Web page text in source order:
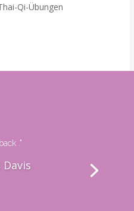
Qi-Übungen
."
Davis